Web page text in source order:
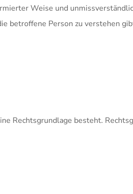
Weise und
betroffene Person zu verstehen
Rechtsgrundlage besteht.